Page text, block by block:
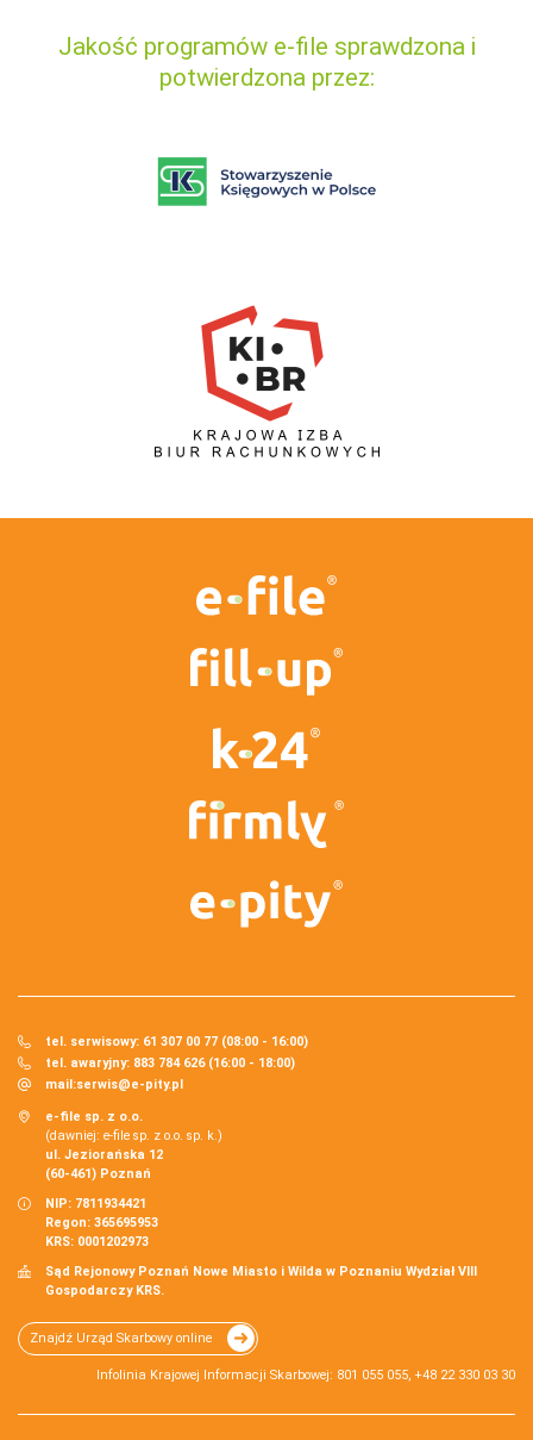
Jakość programów e-file sprawdzona i
potwierdzona przez:
tel. serwisowy: 61 307 00 77 (08:00 - 16:00)
tel. awaryjny: 883 784 626 (16:00 - 18:00)
mail:serwis@e-pity.pl
e-file sp. z o.o.
(dawniej: e-file sp. z o.o. sp. k.)
ul. Jeziorańska 12
(60-461) Poznań
NIP: 7811934421
Regon: 365695953
KRS: 0001202973
Sąd Rejonowy Poznań Nowe Miasto i Wilda w Poznaniu Wydział VIII
Gospodarczy KRS.
Znajdź Urząd Skarbowy online
Infolinia Krajowej Informacji Skarbowej: 801 055 055, +48 22 330 03 30